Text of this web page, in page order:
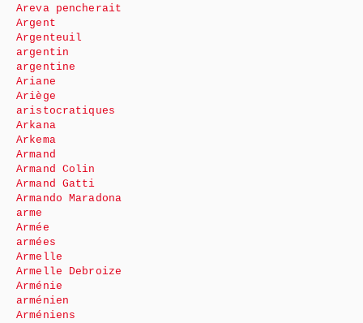
Areva pencherait
Argent
Argenteuil
argentin
argentine
Ariane
Ariège
aristocratiques
Arkana
Arkema
Armand
Armand Colin
Armand Gatti
Armando Maradona
arme
Armée
armées
Armelle
Armelle Debroize
Arménie
arménien
Arméniens